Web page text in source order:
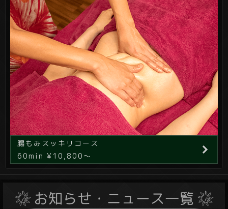
腸もみスッキリコース
60min ¥10,800～